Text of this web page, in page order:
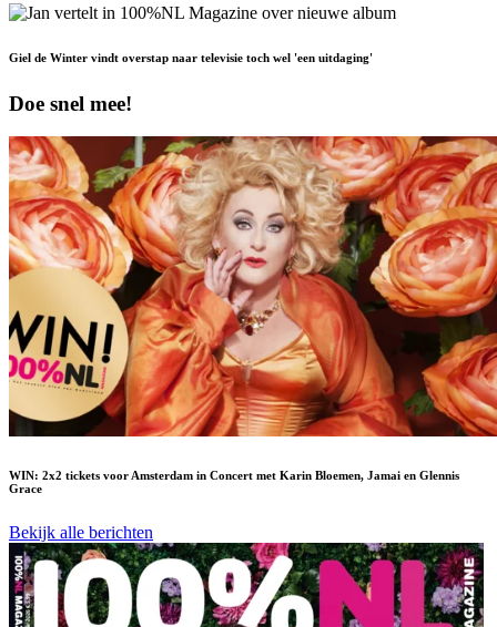
Giel de Winter vindt overstap naar televisie toch wel 'een uitdaging'
Doe snel mee!
WIN: 2x2 tickets voor Amsterdam in Concert met Karin Bloemen, Jamai en Glennis
Grace
Bekijk alle berichten